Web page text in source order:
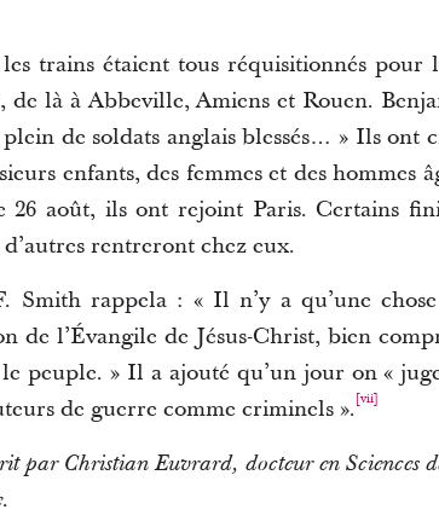
trains étaient tous réquisitionnés
de là à Abbeville, Amiens et Rouen.
de soldats anglais blessés… » Ils ont
enfants, des femmes et des hommes
26 août, ils ont rejoint Paris. Certains
rentreront chez eux.
Smith rappela : « Il n’y a qu’une
de l’Évangile de Jésus-Christ, bien
peuple. » Il a ajouté qu’un jour on «
de guerre comme criminels ».[vii]
par Christian Euvrard, docteur en Sciences